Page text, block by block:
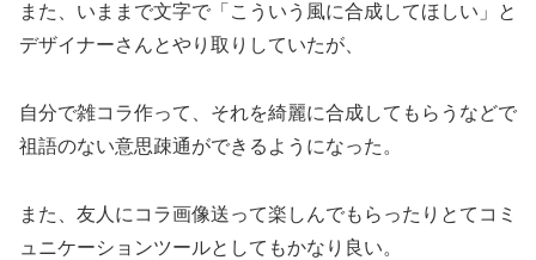
また、いままで文字で「こういう風に合成してほしい」と
デザイナーさんとやり取りしていたが、
自分で雑コラ作って、それを綺麗に合成してもらうなどで
祖語のない意思疎通ができるようになった。
また、友人にコラ画像送って楽しんでもらったりとてコミ
ュニケーションツールとしてもかなり良い。